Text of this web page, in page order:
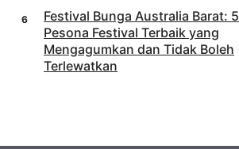
Festival Bunga Australia Barat: 5
Pesona Festival Terbaik yang
Mengagumkan dan Tidak Boleh
Terlewatkan